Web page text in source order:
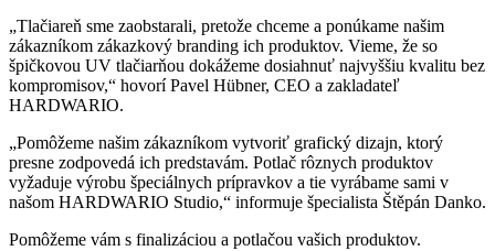
„Tlačiareň sme zaobstarali, pretože chceme a ponúkame našim
zákazníkom zákazkový branding ich produktov. Vieme, že so
špičkovou UV tlačiarňou dokážeme dosiahnuť najvyššiu kvalitu bez
kompromisov,“ hovorí Pavel Hübner, CEO a zakladateľ
HARDWARIO.
„Pomôžeme našim zákazníkom vytvoriť grafický dizajn, ktorý
presne zodpovedá ich predstavám. Potlač rôznych produktov
vyžaduje výrobu špeciálnych prípravkov a tie vyrábame sami v
našom HARDWARIO Studio,“ informuje špecialista Štěpán Danko.
Pomôžeme vám s finalizáciou a potlačou vašich produktov.